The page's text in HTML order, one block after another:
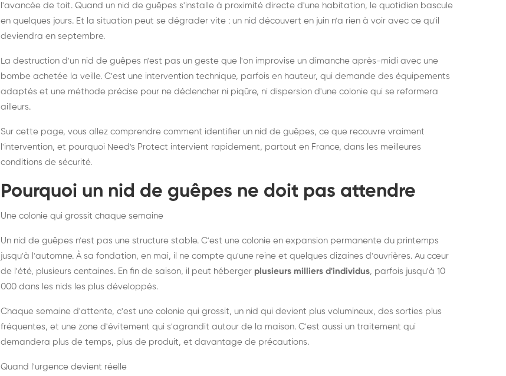
Destruction de nid de
frelons asiatiques :
intervention partout en
France
durablement rats et
souris, partout en France
partout
l'avancée de toit. Quand un nid de guêpes s'installe à proximité directe d'une habitation, le quotidien bascule
en quelques jours. Et la situation peut se dégrader vite : un nid découvert en juin n'a rien à voir avec ce qu'il
deviendra en septembre.
La destruction d'un nid de guêpes n'est pas un geste que l'on improvise un dimanche après-midi avec une
bombe achetée la veille. C'est une intervention technique, parfois en hauteur, qui demande des équipements
adaptés et une méthode précise pour ne déclencher ni piqûre, ni dispersion d'une colonie qui se reformera
ailleurs.
Sur cette page, vous allez comprendre comment identifier un nid de guêpes, ce que recouvre vraiment
l'intervention, et pourquoi Need's Protect intervient rapidement, partout en France, dans les meilleures
conditions de sécurité.
Pourquoi un nid de guêpes ne doit pas attendre
Une colonie qui grossit chaque semaine
Un nid de guêpes n'est pas une structure stable. C'est une colonie en expansion permanente du printemps
jusqu'à l'automne. À sa fondation, en mai, il ne compte qu'une reine et quelques dizaines d'ouvrières. Au cœur
de l'été, plusieurs centaines. En fin de saison, il peut héberger plusieurs milliers d'individus, parfois jusqu'à 10
000 dans les nids les plus développés.
Chaque semaine d'attente, c'est une colonie qui grossit, un nid qui devient plus volumineux, des sorties plus
fréquentes, et une zone d'évitement qui s'agrandit autour de la maison. C'est aussi un traitement qui
demandera plus de temps, plus de produit, et davantage de précautions.
Quand l'urgence devient réelle